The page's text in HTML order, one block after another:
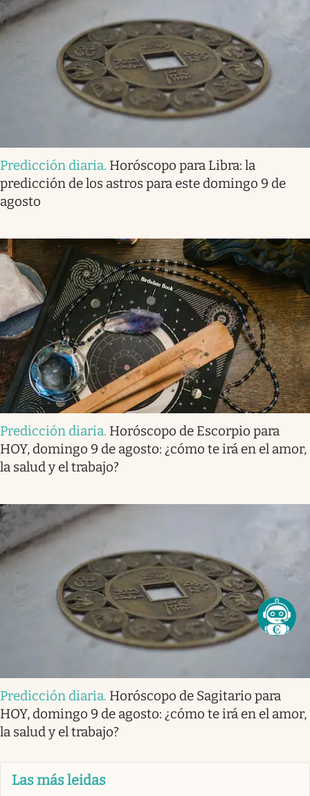
Predicción diaria. Horóscopo para Libra: la
predicción de los astros para este domingo 9 de
agosto
Predicción diaria. Horóscopo de Escorpio para
HOY, domingo 9 de agosto: ¿cómo te irá en el amor,
la salud y el trabajo?
Predicción diaria. Horóscopo de Sagitario para
HOY, domingo 9 de agosto: ¿cómo te irá en el amor,
la salud y el trabajo?
Las más leidas